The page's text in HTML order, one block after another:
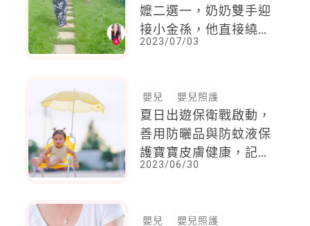
嬤二選一，奶奶雙手迎
接小金孫，他直接繞過
去抱爺爺，網笑：愛誰
2023/07/03
嬰兒 嬰兒照護
夏日出遊保衛戰啟動，
善用防曬品與防蚊液保
護寶寶皮膚健康，記
住！先防曬後防蚊
2023/06/30
嬰兒 嬰兒照護